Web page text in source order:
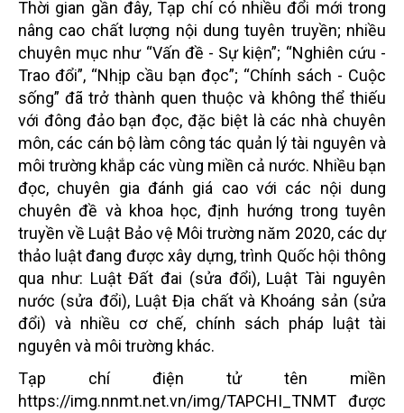
Thời gian gần đây, Tạp chí có nhiều đổi mới trong
nâng cao chất lượng nội dung tuyên truyền; nhiều
chuyên mục như “Vấn đề - Sự kiện”; “Nghiên cứu -
Trao đổi”, “Nhịp cầu bạn đọc”; “Chính sách - Cuộc
sống” đã trở thành quen thuộc và không thể thiếu
với đông đảo bạn đọc, đặc biệt là các nhà chuyên
môn, các cán bộ làm công tác quản lý tài nguyên và
môi trường khắp các vùng miền cả nước. Nhiều bạn
đọc, chuyên gia đánh giá cao với các nội dung
chuyên đề và khoa học, định hướng trong tuyên
truyền về Luật Bảo vệ Môi trường năm 2020, các dự
thảo luật đang được xây dựng, trình Quốc hội thông
qua như: Luật Đất đai (sửa đổi), Luật Tài nguyên
nước (sửa đổi), Luật Địa chất và Khoáng sản (sửa
đổi) và nhiều cơ chế, chính sách pháp luật tài
nguyên và môi trường khác.
Tạp chí điện tử tên miền
https://img.nnmt.net.vn/img/TAPCHI_TNMT được